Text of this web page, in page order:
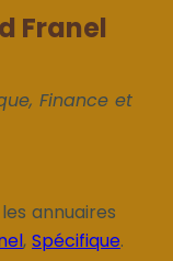
Franel
Finance et
annuaires
, Spécifique.